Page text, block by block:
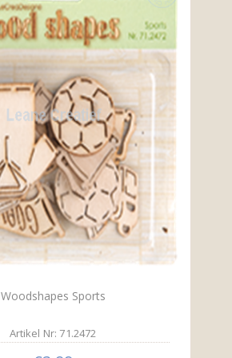
Woodshapes Sports
Artikel Nr: 71.2472